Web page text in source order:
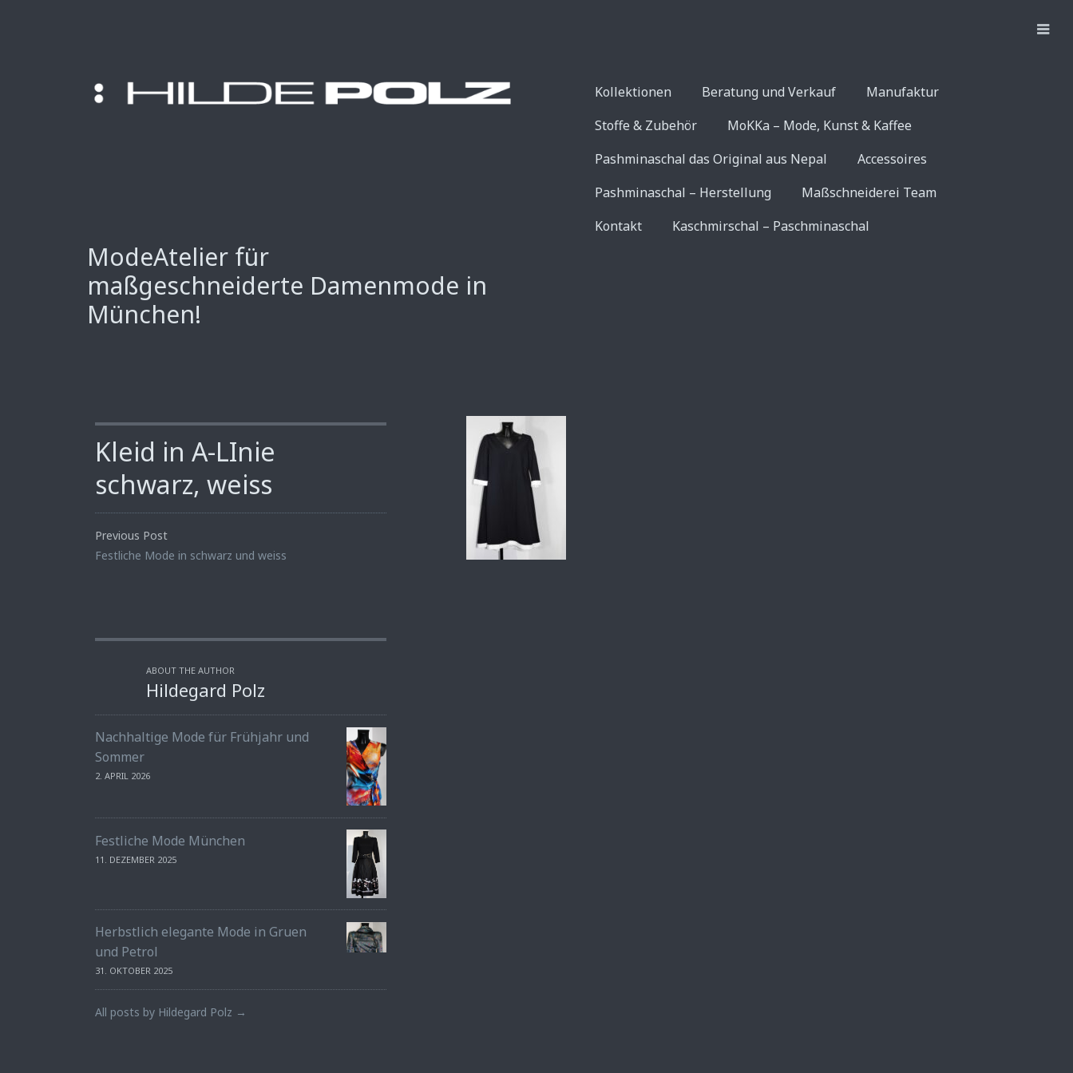
Kollektionen Beratung und Verkauf
Manufaktur
Stoffe & Zubehör
MoKKa – Mode, Kunst & Kaffee
Pashminaschal das Original aus Nepal
Accessoires
Pashminaschal – Herstellung
Maßschneiderei Team
Kontakt
Kaschmirschal – Paschminaschal
ModeAtelier für
maßgeschneiderte Damenmode in
München!
Kleid in A-LInie
schwarz, weiss
Previous Post
Festliche Mode in schwarz und weiss
ABOUT THE AUTHOR
Hildegard Polz
Nachhaltige Mode für Frühjahr und
Sommer
2. APRIL 2026
Festliche Mode München
11. DEZEMBER 2025
Herbstlich elegante Mode in Gruen
und Petrol
31. OKTOBER 2025
All posts by Hildegard Polz →